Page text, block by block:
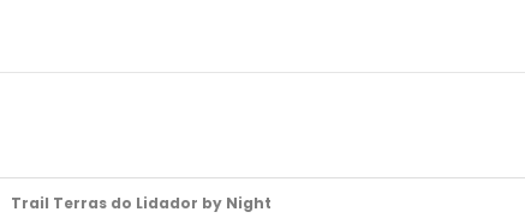
Trail Terras do Lidador by Night